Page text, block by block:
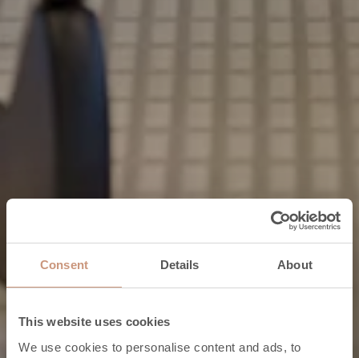
Consent Details About
This website uses cookies
We use cookies to personalise content and ads, to
Jero-Specksteinöfen